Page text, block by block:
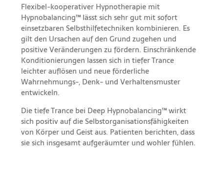
Flexibel-kooperativer Hypnotherapie mit
Hypnobalancing™ lässt sich sehr gut mit sofort
einsetzbaren Selbsthilfetechniken kombinieren. Es
gilt den Ursachen auf den Grund zugehen und
positive Veränderungen zu fördern. Einschränkende
Konditionierungen lassen sich in tiefer Trance
leichter auflösen und neue förderliche
Wahrnehmungs-, Denk- und Verhaltensmuster
entwickeln.
Die tiefe Trance bei Deep Hypnobalancing™ wirkt
sich positiv auf die Selbstorganisationsfähigkeiten
von Körper und Geist aus. Patienten berichten, dass
sie sich insgesamt aufgeräumter und wohler fühlen.